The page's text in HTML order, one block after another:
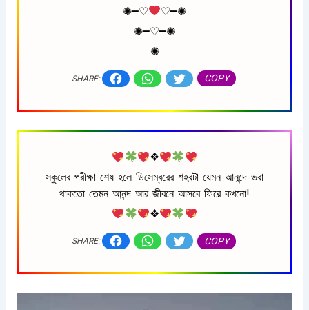
✺━♡︎
♡︎━✺
✺━♡︎━✺
✺
SHARE: COPY
❖
স্কুলের পরীক্ষা শেষ হলে ডিসেম্বরের শহরটা যেমন আনন্দে ভরা
থাকতো তেমন আনন্দ আর জীবনে আসবে ফিরে কখনো!
❖
SHARE: COPY